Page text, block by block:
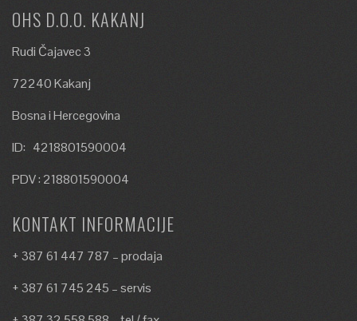
OHS D.O.O. KAKANJ
Rudi Čajavec 3
72240 Kakanj
Bosna i Hercegovina
ID: 4218801590004
PDV : 218801590004
KONTAKT INFORMACIJE
+ 387 61 447 787 – prodaja
+ 387 61 745 245 – servis